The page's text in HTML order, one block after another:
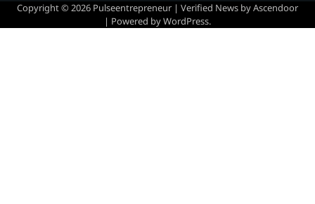
Copyright © 2026 Pulseentrepreneur | Verified News byAscendoor
| Powered byWordPress.